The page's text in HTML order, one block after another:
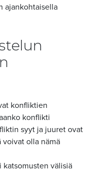
ajankohtaisella
konfliktien
konflikti
syyt ja juuret ovat
voivat olla nämä
katsomusten välisiä